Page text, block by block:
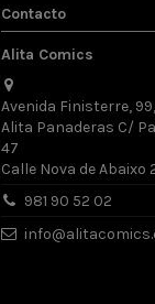
Contacto
Alita Comics
Avenida Finisterre,
Alita Panaderas C/
47
Calle Nova de Abaixo
981 90 52 02